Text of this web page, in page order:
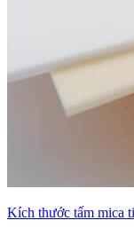
Kích thước tấm mica